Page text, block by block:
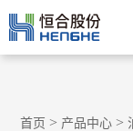
首页 > 产品中心 >